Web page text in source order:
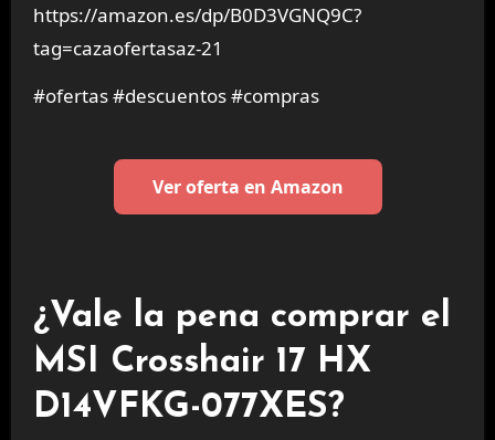
https://amazon.es/dp/B0D3VGNQ9C?
tag=cazaofertasaz-21
#ofertas #descuentos #compras
Ver oferta en Amazon
¿Vale la pena comprar el
MSI Crosshair 17 HX
D14VFKG-077XES?